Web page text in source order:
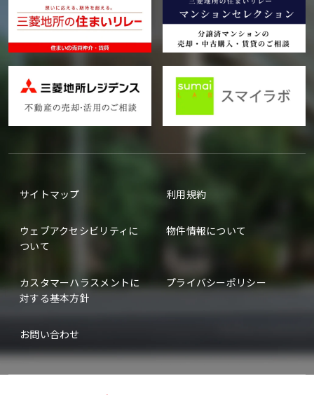
サイトマップ 利用規約
ウェブアクセシビリティに
ついて
物件情報について
カスタマーハラスメントに
対する基本方針
プライバシーポリシー
お問い合わせ